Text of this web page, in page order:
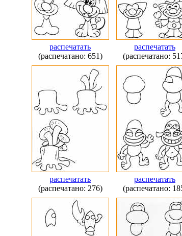
распечатать
(распечатано: 651)
распечатать
(распечатано:
распечатать
(распечатано: 276)
распечатать
(распечатано: